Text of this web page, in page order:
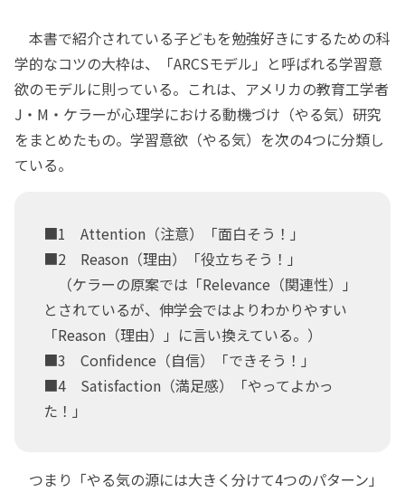
本書で紹介されている子どもを勉強好きにするための科
学的なコツの大枠は、「ARCSモデル」と呼ばれる学習意
欲のモデルに則っている。これは、アメリカの教育工学者
J・M・ケラーが心理学における動機づけ（やる気）研究
をまとめたもの。学習意欲（やる気）を次の4つに分類し
ている。
■1 Attention（注意）「面白そう！」
■2 Reason（理由）「役立ちそう！」
（ケラーの原案では「Relevance（関連性）」
とされているが、伸学会ではよりわかりやすい
「Reason（理由）」に言い換えている。）
■3 Confidence（自信）「できそう！」
■4 Satisfaction（満足感）「やってよかっ
た！」
つまり「やる気の源には大きく分けて4つのパターン」